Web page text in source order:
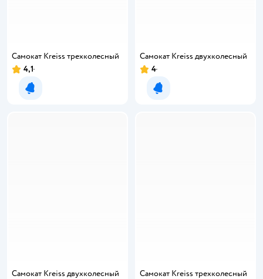
Самокат Kreiss трехколесный
4,1
Уведомить о появлении
Самокат Kreiss двухколесный
4
Уведомить о появлении
Самокат Kreiss двухколесный
Самокат Kreiss трехколесный